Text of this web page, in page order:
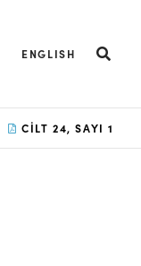
ENGLISH
CILT 24, SAYI 1